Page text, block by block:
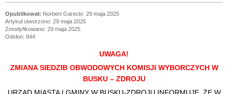
Norbert Garecki 29 maja 2025
Artykuł utworzono: 29 maja 2025
Zmodyfikowano: 29 maja 2025
Odsłon: 844
UWAGA!
ZMIANA SIEDZIB OBWODOWYCH KOMISJI WYBORCZYCH W
BUSKU – ZDROJU